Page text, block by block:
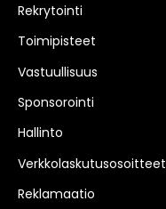
Rekrytointi
Toimipisteet
Vastuullisuus
Sponsorointi
Hallinto
Verkkolaskutusosoitteet
Reklamaatio